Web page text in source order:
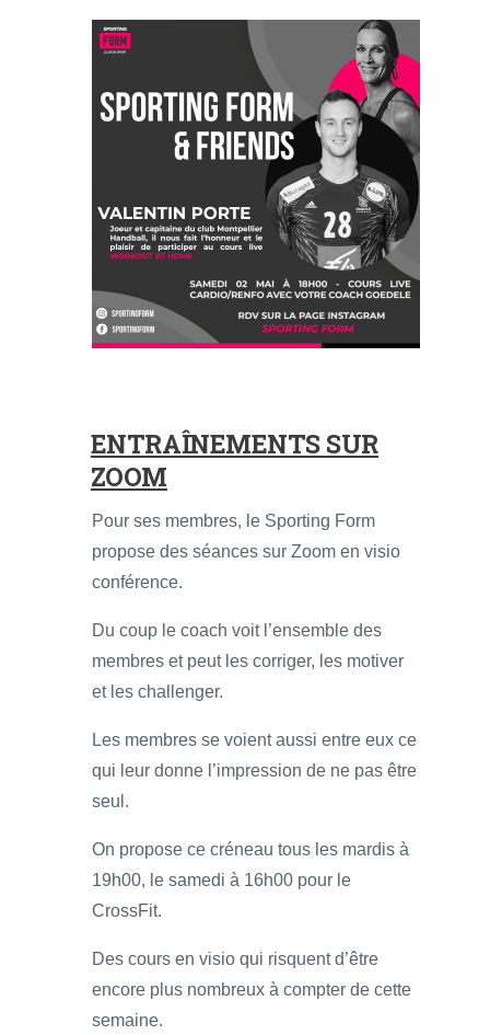
ENTRAÎNEMENTS SUR
ZOOM
Pour ses membres, le Sporting Form
propose des séances sur Zoom en visio
conférence.
Du coup le coach voit l’ensemble des
membres et peut les corriger, les motiver
et les challenger.
Les membres se voient aussi entre eux ce
qui leur donne l’impression de ne pas être
seul.
On propose ce créneau tous les mardis à
19h00, le samedi à 16h00 pour le
CrossFit.
Des cours en visio qui risquent d’être
encore plus nombreux à compter de cette
semaine.